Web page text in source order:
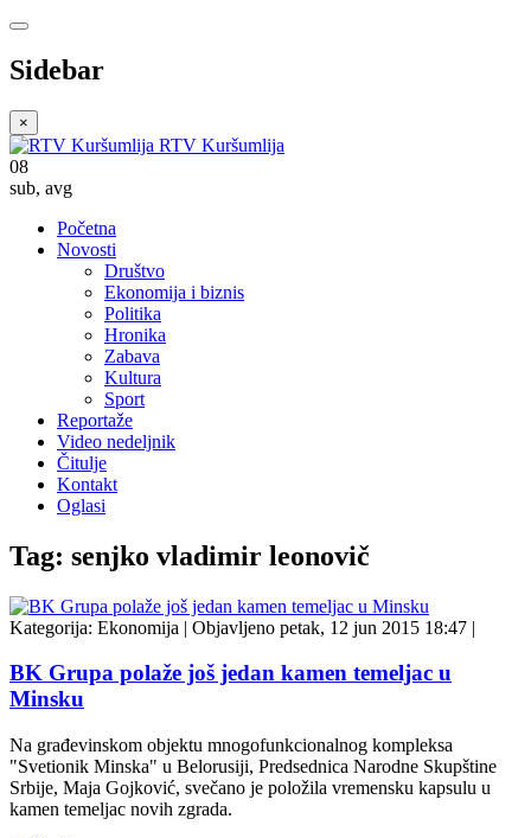
Sidebar
×
RTV Kuršumlija
08
sub, avg
Početna
Novosti
Društvo
Ekonomija i biznis
Politika
Hronika
Zabava
Kultura
Sport
Reportaže
Video nedeljnik
Čitulje
Kontakt
Oglasi
Tag: senjko vladimir leonovič
Kategorija: Ekonomija | Objavljeno petak, 12 jun 2015 18:47 |
BK Grupa polaže još jedan kamen temeljac u
Minsku
Na građevinskom objektu mnogofunkcionalnog kompleksa
"Svetionik Minska" u Belorusiji, Predsednica Narodne Skupštine
Srbije, Maja Gojković, svečano je položila vremensku kapsulu u
kamen temeljac novih zgrada.